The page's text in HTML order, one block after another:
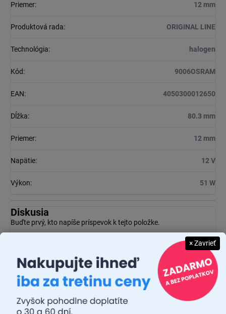
Priemer: 12 mm
Produktová rada: ORIGINAL LINE
Technológia: halogen
Kód: 9006OSRAM
EAN: 4050300012650
Dĺžka: 80.3 mm
Priemer: 12 mm
Napätie: 12 V
Výkon: 51 W
Diskusia
Buďte prvý, kto napíše príspevok k tejto položke.
Pridať komentár
je svetový líder v oblasti osvetľovacích riešení a má
približne 110 ročnú históriu. Firma bola založená v roku 1919 a
× Zavrieť